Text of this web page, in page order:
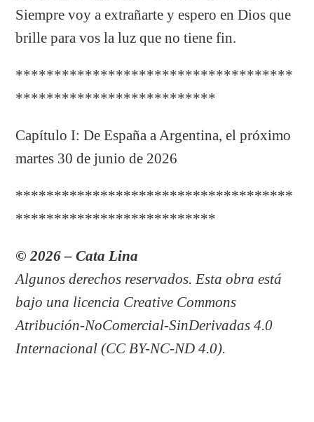
Siempre voy a extrañarte y espero en Dios que
brille para vos la luz que no tiene fin.
************************************
**************************
Capítulo I: De España a Argentina, el próximo
martes 30 de junio de 2026
************************************
**************************
© 2026 – Cata Lina
Algunos derechos reservados. Esta obra está
bajo una licencia Creative Commons
Atribución-NoComercial-SinDerivadas 4.0
Internacional (CC BY-NC-ND 4.0).